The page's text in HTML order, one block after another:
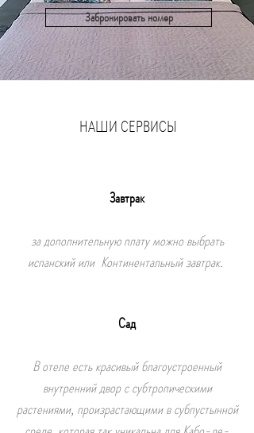
Забронировать номер
НАШИ СЕРВИСЫ
Завтрак
за дополнительную плату можно выбрать
испанский или Континентальный завтрак.
Сад
В отеле есть красивый благоустроенный
внутренний двор с субтропическими
растениями, произрастающими в субпустынной